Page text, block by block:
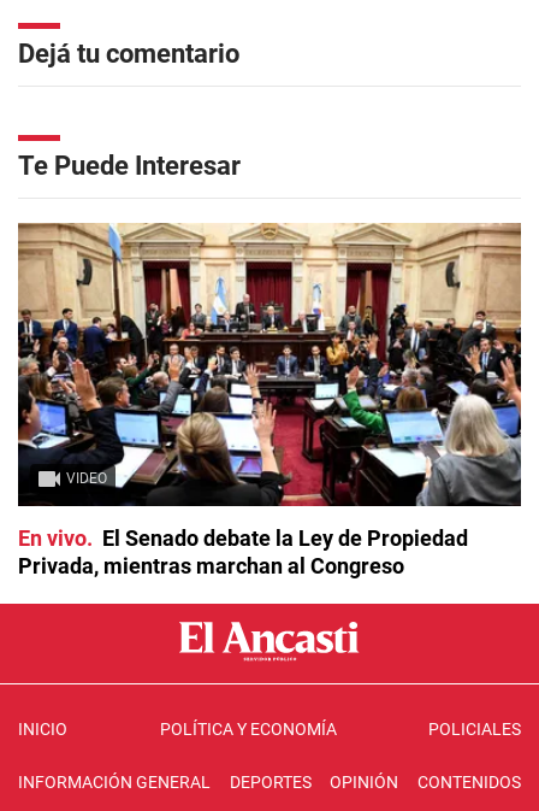
Dejá tu comentario
Te Puede Interesar
VIDEO
En vivo
El Senado debate la Ley de Propiedad
Privada, mientras marchan al Congreso
INICIO POLÍTICA Y ECONOMÍA POLICIALES
INFORMACIÓN GENERAL DEPORTES OPINIÓN CONTENIDOS